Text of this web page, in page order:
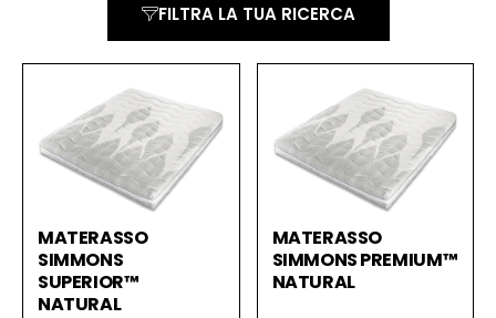
FILTRA LA TUA RICERCA
MATERASSO
SIMMONS
SUPERIOR™
NATURAL
MATERASSO
SIMMONS PREMIUM™
NATURAL